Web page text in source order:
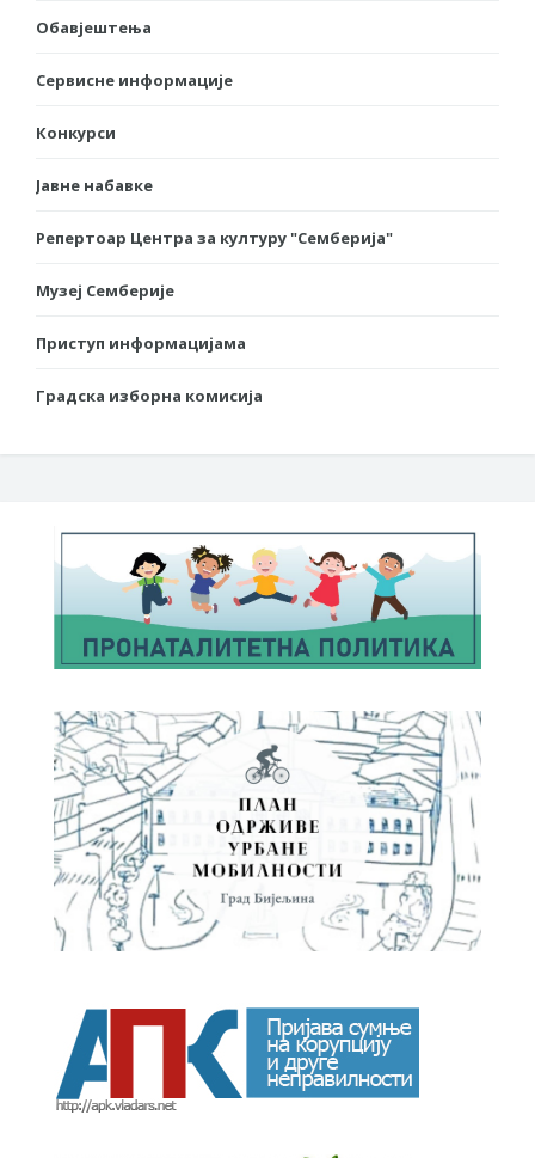
Обавјештења
Сервисне информације
Конкурси
Јавне набавке
Репертоар Центра за културу "Семберија"
Музеј Семберије
Приступ информацијама
Градска изборна комисија